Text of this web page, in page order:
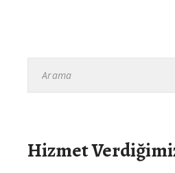
Hizmet